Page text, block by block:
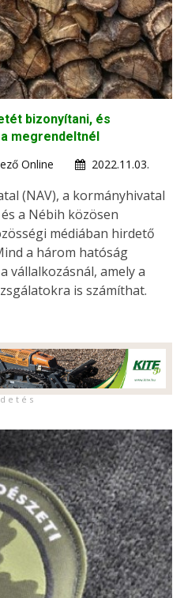
bizonyítani, és
megrendeltnél
Online
2022.11.03.
(NAV), a kormányhivatal
a Nébih közösen
médiában hirdető
a három hatóság
vállalkozásnál, amely a
is számíthat.
e t é s